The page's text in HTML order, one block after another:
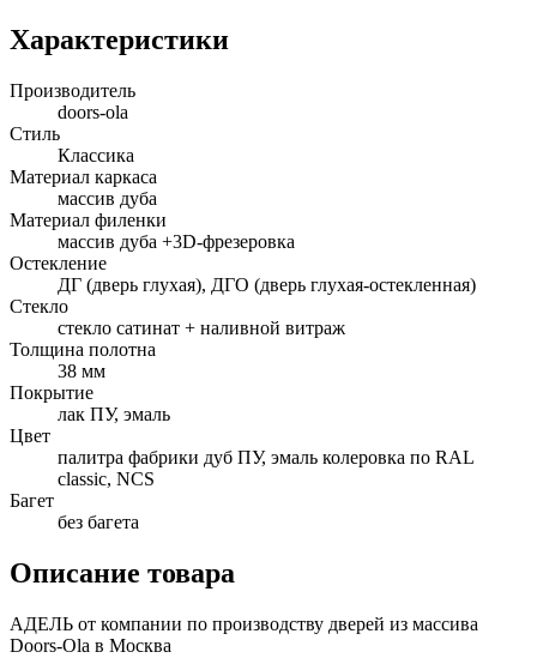
Характеристики
Производитель
doors-ola
Стиль
Классика
Материал каркаса
массив дуба
Материал филенки
массив дуба +3D-фрезеровка
Остекление
ДГ (дверь глухая), ДГО (дверь глухая-остекленная)
Стекло
стекло сатинат + наливной витраж
Толщина полотна
38 мм
Покрытие
лак ПУ, эмаль
Цвет
палитра фабрики дуб ПУ, эмаль колеровка по RAL
classic, NCS
Багет
без багета
Описание товара
АДЕЛЬ от компании по производству дверей из массива
Doors-Ola в Москва